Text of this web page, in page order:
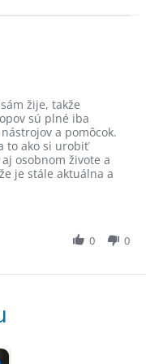
žije, takže
sú plné iba
a pomôcok.
to ako si urobiť
osobnom živote a
je stále aktuálna a
0 0